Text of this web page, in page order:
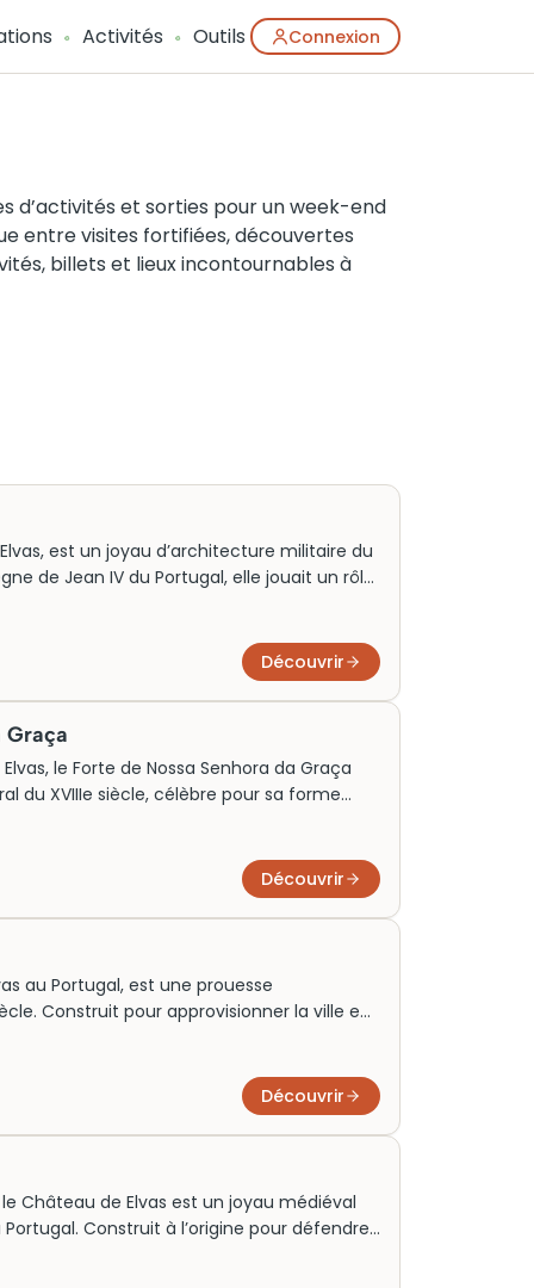
Activités Outils Connexion
d’activités et sorties pour un week-end
entre visites fortifiées, découvertes
billets et lieux incontournables à
est un joyau d’architecture militaire du
de Jean IV du Portugal, elle jouait un rôle
il permet aux visiteurs de plonger dans
et d’apprécier des vues panoramiques sur
Découvrir
Graça
le Forte de Nossa Senhora da Graça
du XVIIIe siècle, célèbre pour sa forme
Symbole de résistance et d’ingéniosité
stratégique d’Elvas et de son riche
Découvrir
au Portugal, est une prouesse
Construit pour approvisionner la ville en
mondial de l’UNESCO. Il illustre
urbain et culturel de la région.
Découvrir
Château de Elvas est un joyau médiéval
Construit à l’origine pour défendre